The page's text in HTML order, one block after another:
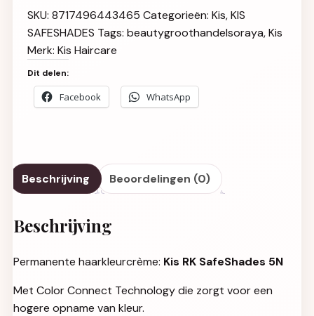
SKU: 8717496443465 Categorieën: Kis,KIS
SAFESHADES Tags: beautygroothandelsoraya,Kis
Merk: Kis Haircare
Dit delen:
Facebook WhatsApp
Beschrijving Beoordelingen (0)
Beschrijving
Permanente haarkleurcrème: Kis RK SafeShades 5N
Met Color Connect Technology die zorgt voor een
hogere opname van kleur.